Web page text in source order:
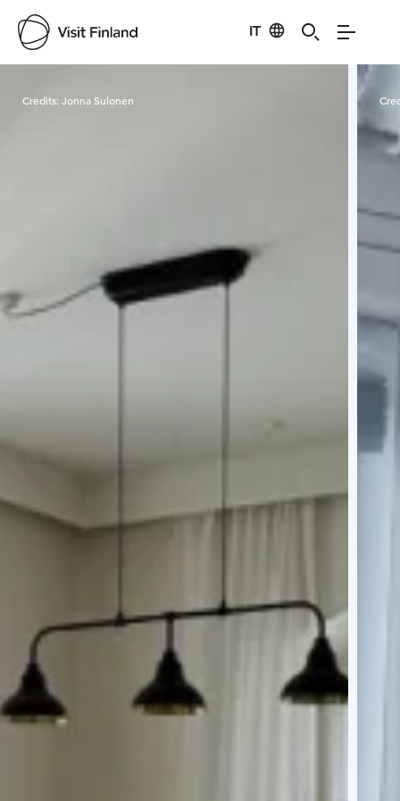
IT
Credits: Jonna Sulonen